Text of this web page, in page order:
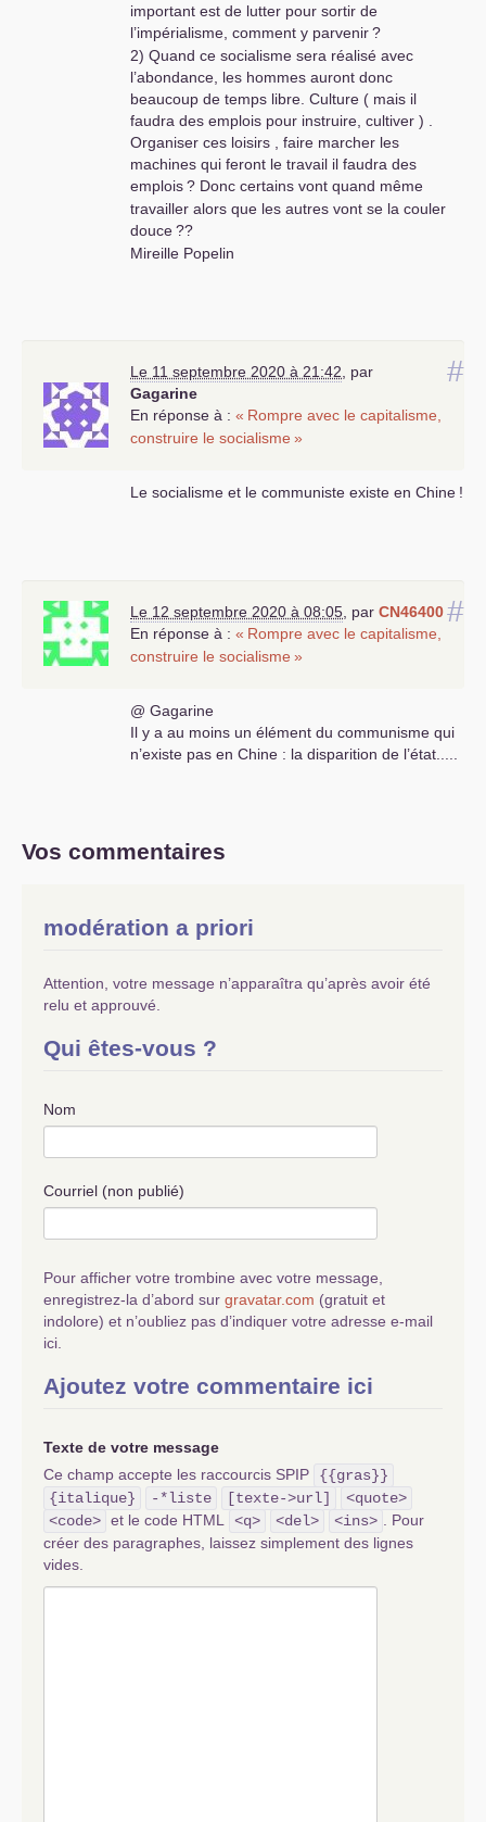
important est de lutter pour sortir de
l’impérialisme, comment y parvenir?
2) Quand ce socialisme sera réalisé avec
l’abondance, les hommes auront donc
beaucoup de temps libre. Culture ( mais il
faudra des emplois pour instruire, cultiver ) .
Organiser ces loisirs , faire marcher les
machines qui feront le travail il faudra des
emplois? Donc certains vont quand même
travailler alors que les autres vont se la couler
douce??
Mireille Popelin
#
Le 11 septembre 2020 à 21:42
par
Gagarine
En réponse à : « Rompre avec le capitalisme,
construire le socialisme »
Le socialisme et le communiste existe en Chine !
#
Le 12 septembre 2020 à 08:05 par CN46400
En réponse à : « Rompre avec le capitalisme,
construire le socialisme »
@ Gagarine
Il y a au moins un élément du communisme qui
n’existe pas en Chine : la disparition de l’état.....
Vos commentaires
modération a priori
Attention, votre message n’apparaîtra qu’après avoir été
relu et approuvé.
Qui êtes-vous ?
Nom
Courriel (non publié)
Pour afficher votre trombine avec votre message,
enregistrez-la d’abord sur gravatar.com (gratuit et
indolore) et n’oubliez pas d’indiquer votre adresse e-mail
ici.
Ajoutez votre commentaire ici
Texte de votre message
Ce champ accepte les raccourcis SPIP
{{gras}}
{italique}
-*liste [texte->url]
<quote>
<code> et le code HTML <q> <del> <ins>
. Pour
créer des paragraphes, laissez simplement des lignes
vides.